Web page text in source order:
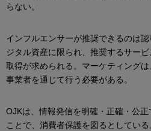
らない。
インフルエンサーが推奨できるのは
ジタル資産に限られ、推奨するサー
取得が求められる。マーケティング
事業者を通じて行う必要がある。
OJKは、情報発信を明確・正確・公
ことで、消費者保護を図るとしている